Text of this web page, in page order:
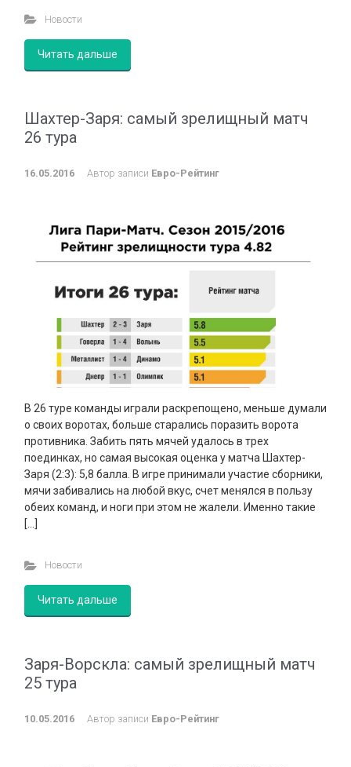
Новости
Читать дальше
Шахтер-Заря: самый зрелищный матч
26 тура
16.05.2016 Автор записи Евро-Рейтинг
В 26 туре команды играли раскрепощено, меньше думали
о своих воротах, больше старались поразить ворота
противника. Забить пять мячей удалось в трех
поединках, но самая высокая оценка у матча Шахтер-
Заря (2:3): 5,8 балла. В игре принимали участие сборники,
мячи забивались на любой вкус, счет менялся в пользу
обеих команд, и ноги при этом не жалели. Именно такие
[…]
Новости
Читать дальше
Заря-Ворскла: самый зрелищный матч
25 тура
10.05.2016 Автор записи Евро-Рейтинг